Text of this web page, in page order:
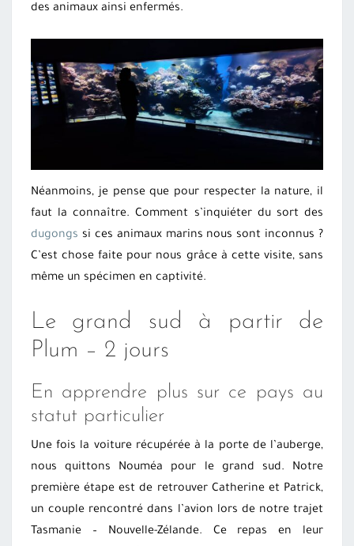
des animaux ainsi enfermés.
Néanmoins, je pense que pour respecter la nature, il
faut la connaître. Comment s’inquiéter du sort des
dugongs si ces animaux marins nous sont inconnus ?
C’est chose faite pour nous grâce à cette visite, sans
même un spécimen en captivité.
Le grand sud à partir de
Plum – 2 jours
En apprendre plus sur ce pays au
statut particulier
Une fois la voiture récupérée à la porte de l’auberge,
nous quittons Nouméa pour le grand sud. Notre
première étape est de retrouver Catherine et Patrick,
un couple rencontré dans l’avion lors de notre trajet
Tasmanie – Nouvelle-Zélande. Ce repas en leur